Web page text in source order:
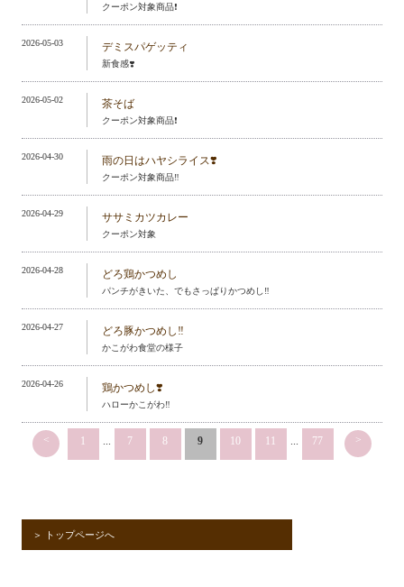
クーポン対象商品❗️
2026-05-03 デミスパゲッティ
新食感❣️
2026-05-02 茶そば
クーポン対象商品❗️
2026-04-30 雨の日はハヤシライス❣️
クーポン対象商品‼️
2026-04-29 ササミカツカレー
クーポン対象
2026-04-28 どろ鶏かつめし
パンチがきいた、でもさっぱりかつめし‼️
2026-04-27 どろ豚かつめし‼️
かこがわ食堂の様子
2026-04-26 鶏かつめし❣️
ハローかこがわ‼️
< 1 7 8 9 10 11 77 >
＞ トップページへ